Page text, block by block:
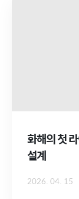
화해의 첫
설계
2026. 04. 15